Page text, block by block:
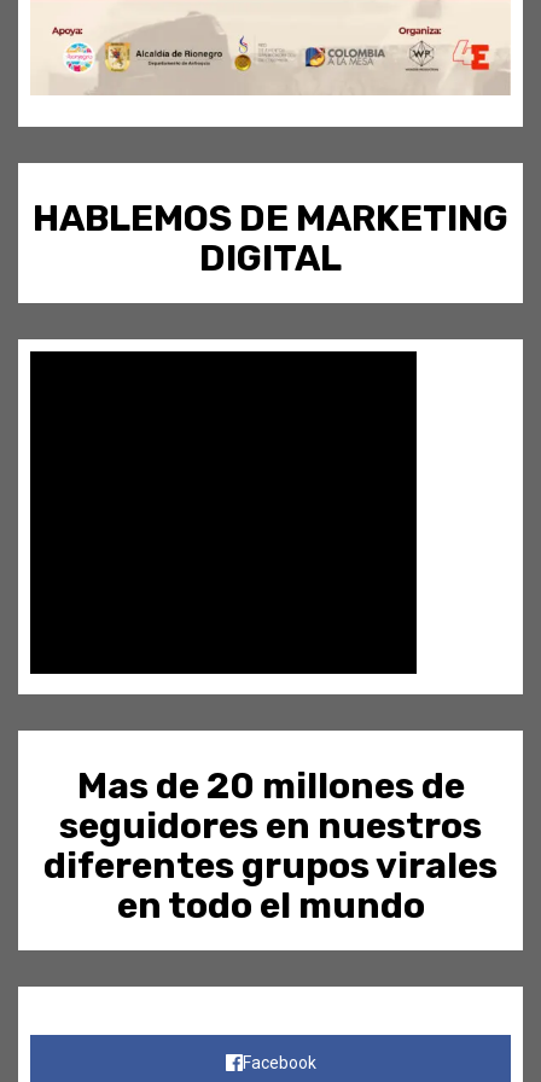
HABLEMOS DE MARKETING
DIGITAL
Mas de 20 millones de
seguidores en nuestros
diferentes grupos virales
en todo el mundo
Facebook